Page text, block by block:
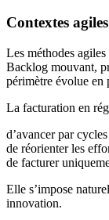
Contextes
Les méthodes
Backlog mouvant,
périmètre évolue en
La facturation en
d’avancer par
de réorienter les
de facturer
Elle s’impose
innovation.